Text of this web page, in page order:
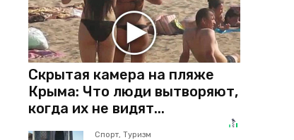
Скрытая камера на пляже
Крыма: Что люди вытворяют,
когда их не видят...
Спорт, Туризм